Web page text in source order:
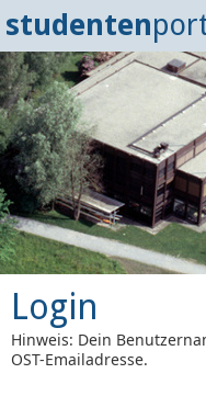
studenten
Home
Dokumente
Events
? Tipps
Login
Login
Hinweis: Dein
OST-Emailadresse.